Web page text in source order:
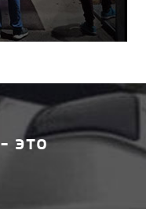
- это